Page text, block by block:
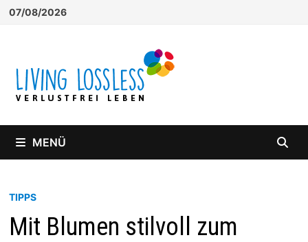
Zum
07/08/2026
MENÜ
TIPPS
Mit Blumen stilvoll zum